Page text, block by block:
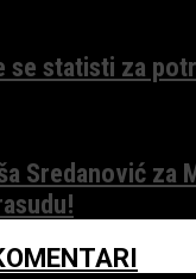
se statisti za
Sredanović za